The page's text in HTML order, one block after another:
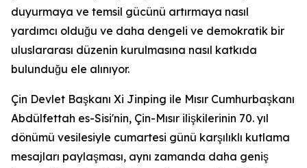
duyurmaya ve temsil gücünü artırmaya nasıl
yardımcı olduğu ve daha dengeli ve demokratik bir
uluslararası düzenin kurulmasına nasıl katkıda
bulunduğu ele alınıyor.
Çin Devlet Başkanı Xi Jinping ile Mısır Cumhurbaşkanı
Abdülfettah es-Sisi'nin, Çin-Mısır ilişkilerinin 70. yıl
dönümü vesilesiyle cumartesi günü karşılıklı kutlama
mesajları paylaşması, aynı zamanda daha geniş